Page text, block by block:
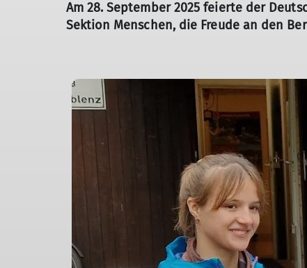
Am 28. September 2025 feierte der
Sektion Menschen, die Freude an den